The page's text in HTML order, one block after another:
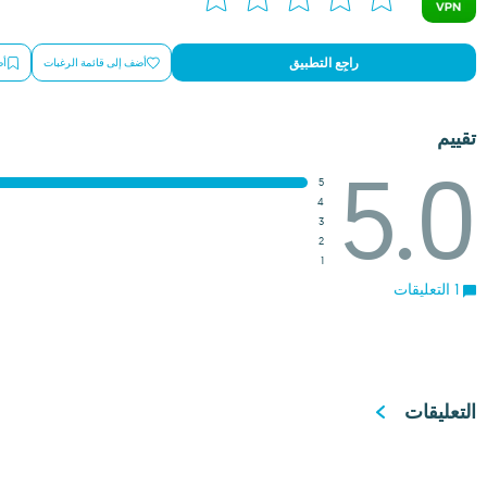
راجِع التطبيق أضف إلى قائمة الرغبات
تقييم
5.0
5
4
3
2
1
التعليقات